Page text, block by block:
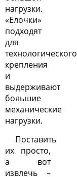
нагрузки.
«Елочки»
подходят
для
технологического
крепления
и
выдерживают
большие
механические
нагрузки.
Поставить
их просто,
а вот
извлечь –